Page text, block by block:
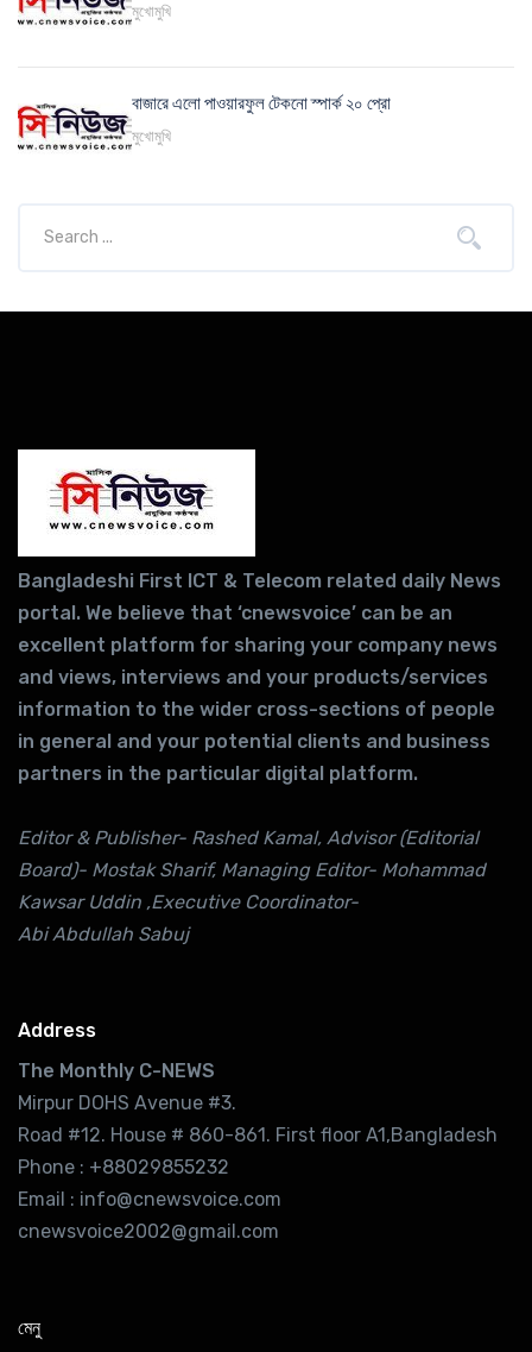
মুখোমুখি
বাজারে এলো পাওয়ারফুল টেকনো স্পার্ক ২০ প্রো
মুখোমুখি
Bangladeshi First ICT & Telecom related daily News
portal. We believe that ‘cnewsvoice’ can be an
excellent platform for sharing your company news
and views, interviews and your products/services
information to the wider cross-sections of people
in general and your potential clients and business
partners in the particular digital platform.
Editor & Publisher- Rashed Kamal, Advisor (Editorial
Board)- Mostak Sharif, Managing Editor- Mohammad
Kawsar Uddin ,Executive Coordinator-
Abi Abdullah Sabuj
Address
The Monthly C-NEWS
Mirpur DOHS Avenue #3.
Road #12. House # 860-861. First floor A1,Bangladesh
Phone : +88029855232
Email : info@cnewsvoice.com
cnewsvoice2002@gmail.com
মেনু